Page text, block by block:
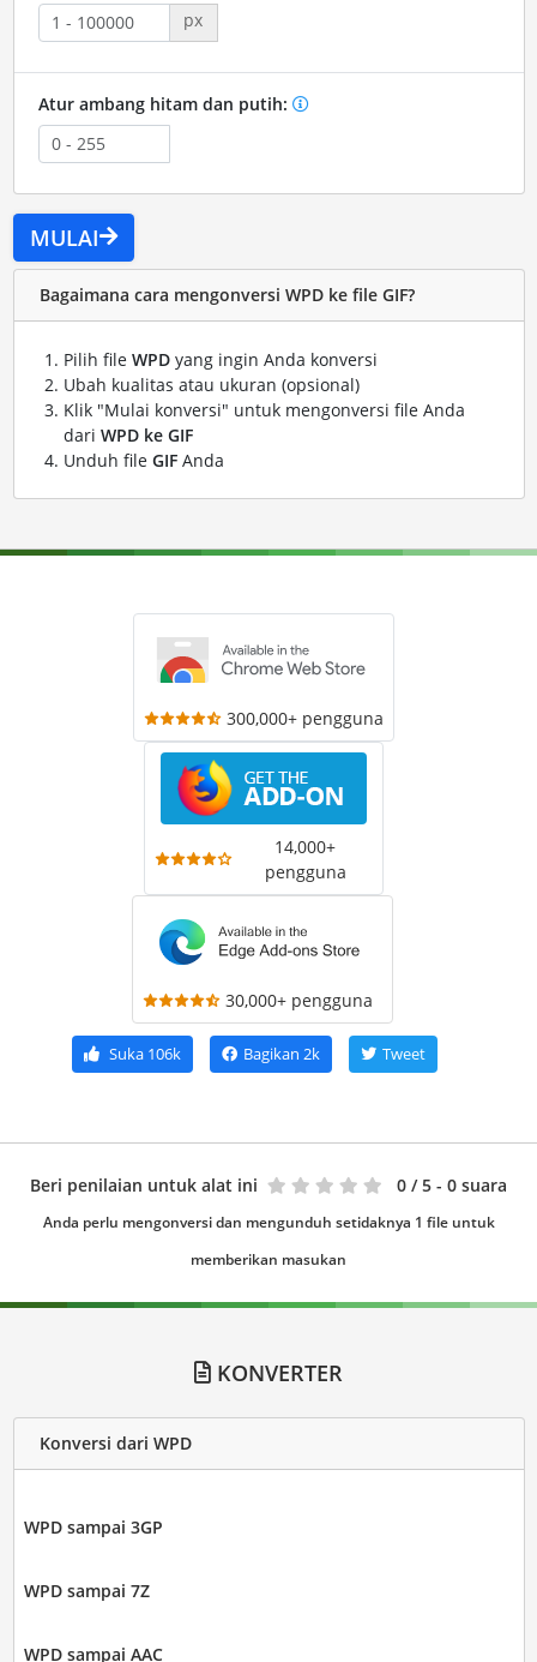
px
Atur ambang hitam dan putih:
MULAI
Bagaimana cara mengonversi WPD ke file GIF?
Pilih file WPDyang ingin Anda konversi
Ubah kualitas atau ukuran (opsional)
Klik "Mulai konversi" untuk mengonversi file Anda
dari WPD ke GIF
Unduh file GIFAnda
300,000+ pengguna
14,000+
pengguna
30,000+ pengguna
Suka106k Bagikan 2k Tweet
Beri penilaian untuk alat ini 0 / 5 - 0 suara
Anda perlu mengonversi dan mengunduh setidaknya 1 file untuk
memberikan masukan
KONVERTER
Konversi dari WPD
WPD sampai 3GP
WPD sampai 7Z
WPD sampai AAC